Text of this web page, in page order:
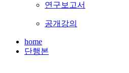
연구보고서
공개강의
home
단행본